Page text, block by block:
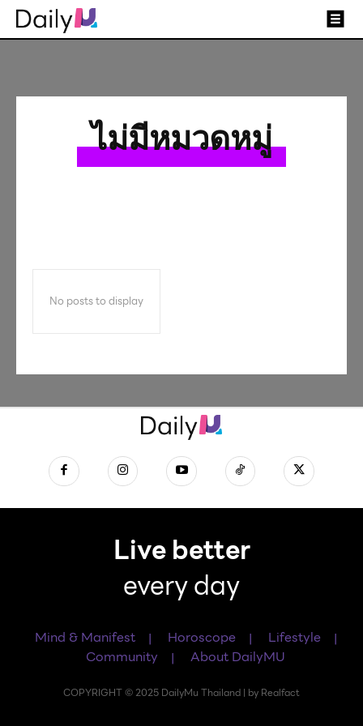
ไม่มีหมวดหมู่
No posts to display
Live better
every day
Mind & Manifest Horoscope
Lifestyle
Community
About DailyMU
COPYRIGHT © 2025 DailyMu Thailand | by Realfact